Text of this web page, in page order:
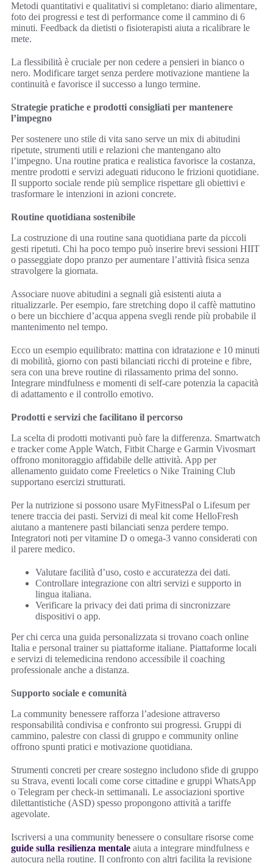
Metodi quantitativi e qualitativi si completano: diario alimentare,
foto dei progressi e test di performance come il cammino di 6
minuti. Feedback da dietisti o fisioterapisti aiuta a ricalibrare le
mete.
La flessibilità è cruciale per non cedere a pensieri in bianco o
nero. Modificare target senza perdere motivazione mantiene la
continuità e favorisce il successo a lungo termine.
Strategie pratiche e prodotti consigliati per mantenere
l’impegno
Per sostenere uno stile di vita sano serve un mix di abitudini
ripetute, strumenti utili e relazioni che mantengano alto
l’impegno. Una routine pratica e realistica favorisce la costanza,
mentre prodotti e servizi adeguati riducono le frizioni quotidiane.
Il supporto sociale rende più semplice rispettare gli obiettivi e
trasformare le intenzioni in azioni concrete.
Routine quotidiana sostenibile
La costruzione di una routine sana quotidiana parte da piccoli
gesti ripetuti. Chi ha poco tempo può inserire brevi sessioni HIIT
o passeggiate dopo pranzo per aumentare l’attività fisica senza
stravolgere la giornata.
Associare nuove abitudini a segnali già esistenti aiuta a
ritualizzarle. Per esempio, fare stretching dopo il caffè mattutino
o bere un bicchiere d’acqua appena svegli rende più probabile il
mantenimento nel tempo.
Ecco un esempio equilibrato: mattina con idratazione e 10 minuti
di mobilità, giorno con pasti bilanciati ricchi di proteine e fibre,
sera con una breve routine di rilassamento prima del sonno.
Integrare mindfulness e momenti di self-care potenzia la capacità
di adattamento e il controllo emotivo.
Prodotti e servizi che facilitano il percorso
La scelta di prodotti motivanti può fare la differenza. Smartwatch
e tracker come Apple Watch, Fitbit Charge e Garmin Vivosmart
offrono monitoraggio affidabile delle attività. App per
allenamento guidato come Freeletics o Nike Training Club
supportano esercizi strutturati.
Per la nutrizione si possono usare MyFitnessPal o Lifesum per
tenere traccia dei pasti. Servizi di meal kit come HelloFresh
aiutano a mantenere pasti bilanciati senza perdere tempo.
Integratori noti per vitamine D o omega-3 vanno considerati con
il parere medico.
Valutare facilità d’uso, costo e accuratezza dei dati.
Controllare integrazione con altri servizi e supporto in
lingua italiana.
Verificare la privacy dei dati prima di sincronizzare
dispositivi o app.
Per chi cerca una guida personalizzata si trovano coach online
Italia e personal trainer su piattaforme italiane. Piattaforme locali
e servizi di telemedicina rendono accessibile il coaching
professionale anche a distanza.
Supporto sociale e comunità
La community benessere rafforza l’adesione attraverso
responsabilità condivisa e confronto sui progressi. Gruppi di
cammino, palestre con classi di gruppo e community online
offrono spunti pratici e motivazione quotidiana.
Strumenti concreti per creare sostegno includono sfide di gruppo
su Strava, eventi locali come corse cittadine e gruppi WhatsApp
o Telegram per check-in settimanali. Le associazioni sportive
dilettantistiche (ASD) spesso propongono attività a tariffe
agevolate.
Iscriversi a una community benessere o consultare risorse come
guide sulla resilienza mentale aiuta a integrare mindfulness e
autocura nella routine. Il confronto con altri facilita la revisione